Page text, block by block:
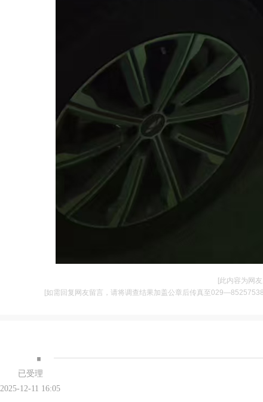
[此内容为网
[如需回复网友留言，请将调查结果加盖公章后传真至
·
已受理
2025-12-11 16:05